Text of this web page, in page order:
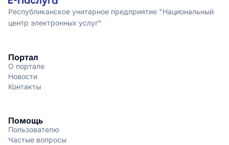
Республиканское унитарное предприятие "Национальный
центр электронных услуг"
Портал
О портале
Новости
Контакты
Помощь
Пользователю
Частые вопросы